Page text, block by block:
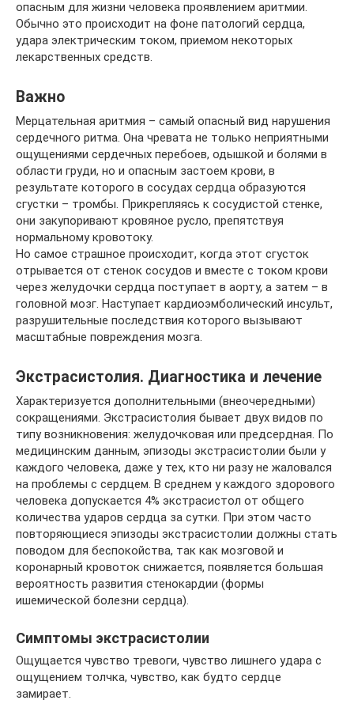
опасным для жизни человека проявлением аритмии.
Обычно это происходит на фоне патологий сердца,
удара электрическим током, приемом некоторых
лекарственных средств.
Важно
Мерцательная аритмия – самый опасный вид нарушения
сердечного ритма. Она чревата не только неприятными
ощущениями сердечных перебоев, одышкой и болями в
области груди, но и опасным застоем крови, в
результате которого в сосудах сердца образуются
сгустки – тромбы. Прикрепляясь к сосудистой стенке,
они закупоривают кровяное русло, препятствуя
нормальному кровотоку.
Но самое страшное происходит, когда этот сгусток
отрывается от стенок сосудов и вместе с током крови
через желудочки сердца поступает в аорту, а затем – в
головной мозг. Наступает кардиоэмболический инсульт,
разрушительные последствия которого вызывают
масштабные повреждения мозга.
Экстрасистолия. Диагностика и лечение
Характеризуется дополнительными (внеочередными)
сокращениями. Экстрасистолия бывает двух видов по
типу возникновения: желудочковая или предсердная. По
медицинским данным, эпизоды экстрасистолии были у
каждого человека, даже у тех, кто ни разу не жаловался
на проблемы с сердцем. В среднем у каждого здорового
человека допускается 4% экстрасистол от общего
количества ударов сердца за сутки. При этом часто
повторяющиеся эпизоды экстрасистолии должны стать
поводом для беспокойства, так как мозговой и
коронарный кровоток снижается, появляется большая
вероятность развития стенокардии (формы
ишемической болезни сердца).
Симптомы экстрасистолии
Ощущается чувство тревоги, чувство лишнего удара с
ощущением толчка, чувство, как будто сердце
замирает.